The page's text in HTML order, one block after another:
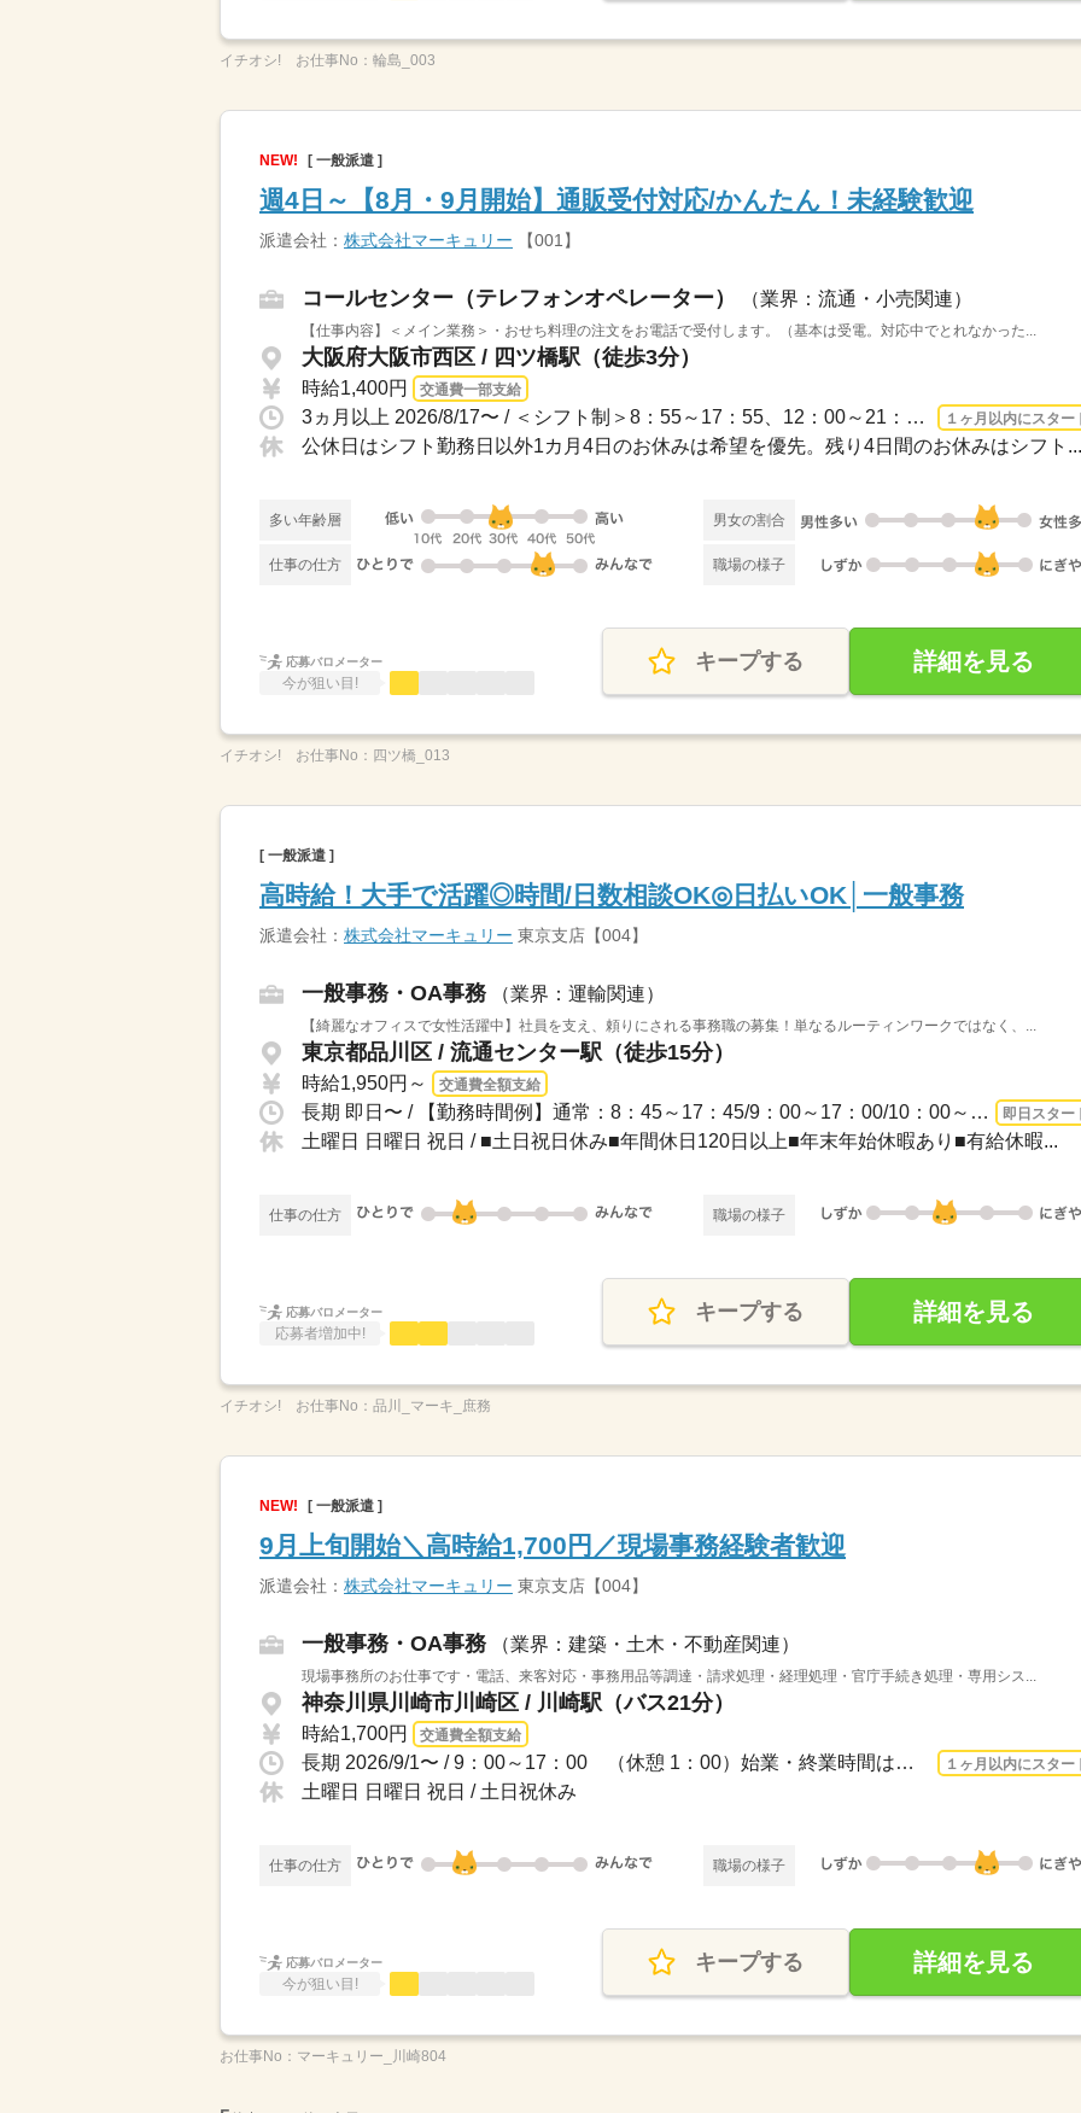
イチオシ! お仕事No： 輪島_003
NEW! [ 一般派遣 ]
週4日～【8月・9月開始】通販受付対応/かんたん！未経験歓迎
派遣会社： 株式会社マーキュリー 【001】
コールセンター（テレフォンオペレーター） （業界：流通・小売関連）
【仕事内容】＜メイン業務＞・おせち料理の注文をお電話で受付します。（基本は受電。対応中でとれなかった...
大阪府大阪市西区 / 四ツ橋駅（徒歩3分）
時給1,400円 交通費一部支給
3ヵ月以上 2026/8/17〜 / ＜シフト制＞8：55～17：55、12：00～21：00 休憩60分 実... １ヶ月以内にスター
公休日はシフト勤務日以外1カ月4日のお休みは希望を優先。残り4日間のお休みはシフト...
多い年齢層 男女の割合
仕事の仕方 職場の様子
応募バロメーター
今が狙い目!
キープする 詳細を見る
イチオシ! お仕事No： 四ツ橋_013
[ 一般派遣 ]
高時給！大手で活躍◎時間/日数相談OK◎日払いOK│一般事務
派遣会社： 株式会社マーキュリー 東京支店【004】
一般事務・OA事務 （業界：運輸関連）
【綺麗なオフィスで女性活躍中】社員を支え、頼りにされる事務職の募集！単なるルーティンワークではなく、...
東京都品川区 / 流通センター駅（徒歩15分）
時給1,950円～ 交通費全額支給
長期 即日〜 / 【勤務時間例】通常：8：45～17：45/9：00～17：00/10：00～17：00など... 即日スター
土曜日 日曜日 祝日 / ■土日祝日休み■年間休日120日以上■年末年始休暇あり■有給休暇...
仕事の仕方 職場の様子
応募バロメーター
応募者増加中!
キープする 詳細を見る
イチオシ! お仕事No： 品川_マーキ_庶務
NEW! [ 一般派遣 ]
9月上旬開始＼高時給1,700円／現場事務経験者歓迎
派遣会社： 株式会社マーキュリー 東京支店【004】
一般事務・OA事務 （業界：建築・土木・不動産関連）
現場事務所のお仕事です・電話、来客対応・事務用品等調達・請求処理・経理処理・官庁手続き処理・専用シス...
神奈川県川崎市川崎区 / 川崎駅（バス21分）
時給1,700円 交通費全額支給
長期 2026/9/1〜 / 9：00～17：00 （休憩 1：00）始業・終業時間は要相談 １ヶ月以内にスター
土曜日 日曜日 祝日 / 土日祝休み
仕事の仕方 職場の様子
応募バロメーター
今が狙い目!
キープする 詳細を見る
お仕事No： マーキュリー_川崎804